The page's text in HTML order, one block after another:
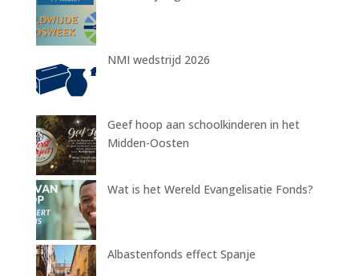
NMI wedstrijd 2026
Geef hoop aan schoolkinderen in het
Midden-Oosten
Wat is het Wereld Evangelisatie Fonds?
Albastenfonds effect Spanje